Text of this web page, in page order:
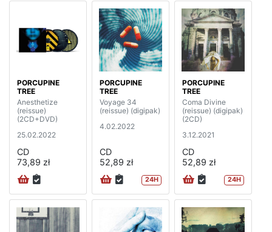
PORCUPINE
TREE
Anesthetize
(reissue)
(2CD+DVD)
25.02.2022
CD
73,89 zł
PORCUPINE
TREE
Voyage 34
(reissue) (digipak)
4.02.2022
CD
52,89 zł
24H
PORCUPINE
TREE
Coma Divine
(reissue) (digipak)
(2CD)
3.12.2021
CD
52,89 zł
24H